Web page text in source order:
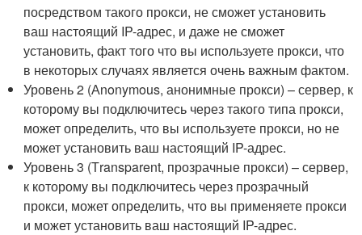
посредством такого прокси, не сможет установить
ваш настоящий IP-адрес, и даже не сможет
установить, факт того что вы используете прокси, что
в некоторых случаях является очень важным фактом.
Уровень 2 (Аnonymous, анонимные прокси) – сервер, к
которому вы подключитесь через такого типа прокси,
может определить, что вы используете прокси, но не
может установить ваш настоящий IP-адрес.
Уровень 3 (Тransparent, прозрачные прокси) – сервер,
к которому вы подключитесь через прозрачный
прокси, может определить, что вы применяете прокси
и может установить ваш настоящий IP-адрес.